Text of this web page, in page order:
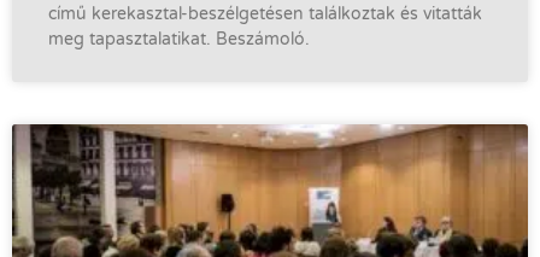
című kerekasztal-beszélgetésen találkoztak és vitatták
meg tapasztalatikat. Beszámoló.